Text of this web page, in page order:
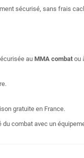
sécurisé, sans frais
au MMA combatou
gratuite en France.
combat avec un